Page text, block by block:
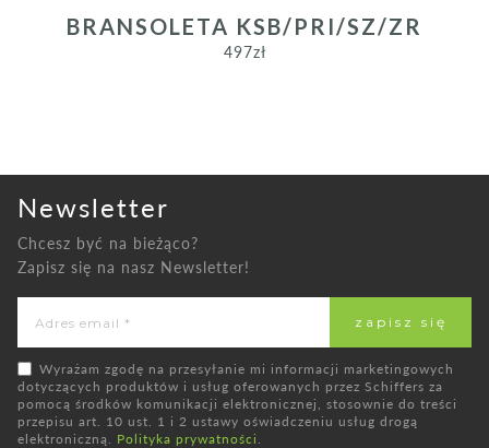
BRANSOLETA KSB/PRI/SZ/ZR
497zł
Newsletter
Chcesz być na bieżąco?
Zapisz się na nasz Newsletter!
Wyrażam zgodę na przesyłanie mi informacji marketingowych
dotyczących produktów i usług oferowanych przez Schiffers za
pomocą środków komunikacji elektronicznej, stosownie do treści
przepisu art. 10 ust. 1 i 2 ustawy oświadczeniu usług drogą
elektroniczną. Polityka prywatności